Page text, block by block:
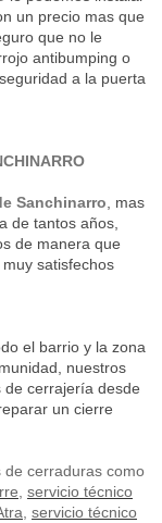
un precio mas que
que no le
antibumping o
a la puerta
Sanchinarro, mas
de tantos años,
de manera que
satisfechos
el barrio y la zona
nuestros
cerrajería desde
un cierre
de cerraduras como
, servicio técnico
, servicio técnico